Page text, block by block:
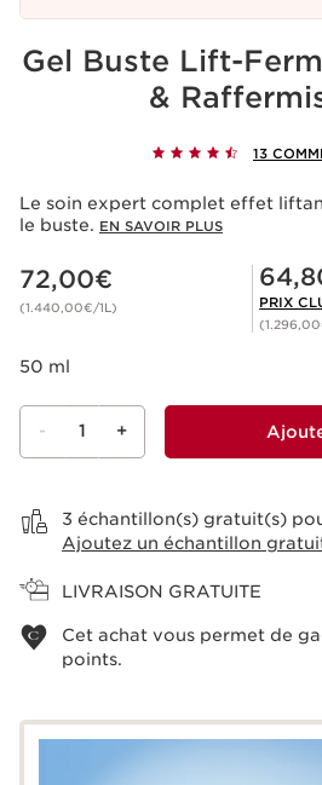
Gel Buste Lift-
&
13
Le soin expert complet effet
le buste. EN SAVOIR PLUS
Nouveau prix 72,00€
72,00€
(1.440,00€/1L)
Prix Club
PRIX
50 ml
- 1 +
3 échantillon(s) gratuit(s)
Ajoutez un échantillon
LIVRAISON GRATUITE
Cet achat vous permet de
points.